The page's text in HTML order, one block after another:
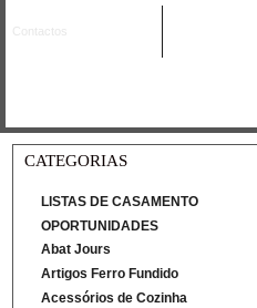
Contactos
CATEGORIAS
LISTAS DE CASAMENTO
OPORTUNIDADES
Abat Jours
Artigos Ferro Fundido
Acessórios de Cozinha